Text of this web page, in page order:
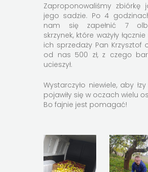
Zaproponowaliśmy zbiórkę
jego sadzie. Po 4
nam się zapełnić 7
skrzynek, które ważyły łącznie
ich sprzedaży Pan Krzysztof
od nas 500 zł, z czego
ucieszył.
Wystarczyło niewiele, aby
pojawiły się w oczach wielu
Bo fajnie jest pomagać!